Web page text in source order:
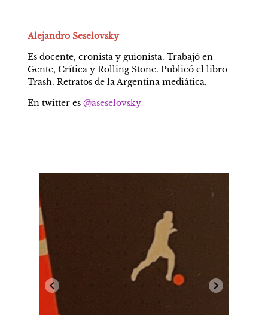
Alejandro Seselovsky
Es docente, cronista y guionista. Trabajó en
Gente, Crítica y Rolling Stone. Publicó el libro
Trash. Retratos de la Argentina mediática.
En twitter es @aseselovsky